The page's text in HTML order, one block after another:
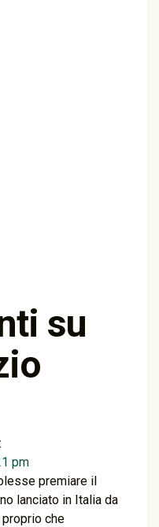
su
pm
premiare il
lanciato in Italia da
che